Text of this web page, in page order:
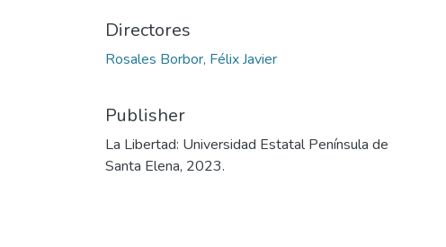
Directores
Rosales Borbor, Félix Javier
Publisher
La Libertad: Universidad Estatal Península de
Santa Elena, 2023.